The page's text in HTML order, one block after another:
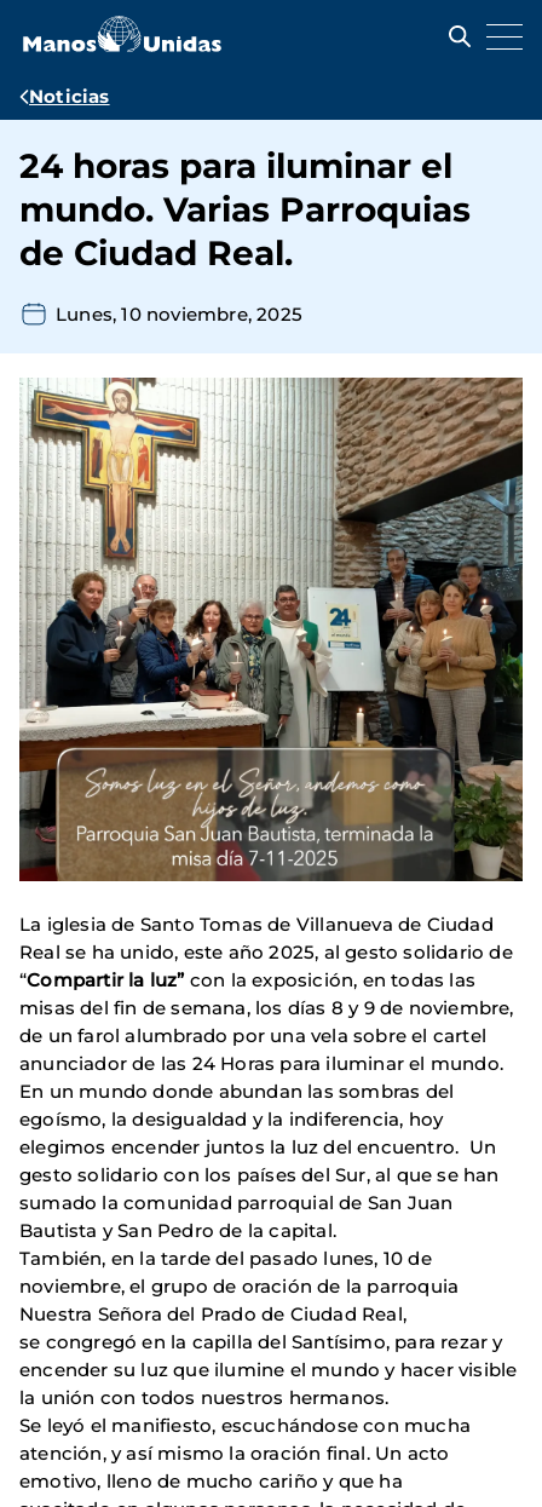
contenido
Ruta
navegación
Noticias
24 horas para iluminar el
mundo. Varias Parroquias
de Ciudad Real.
Lunes, 10 noviembre, 2025
La iglesia de Santo Tomas de Villanueva de Ciudad
Real se ha unido, este año 2025, al gesto solidario de
“Compartir la luz”con la exposición, en todas las
misas del fin de semana, los días 8 y 9 de noviembre,
de un farol alumbrado por una vela sobre el cartel
anunciador de las 24 Horas para iluminar el mundo.
En un mundo donde abundan las sombras del
egoísmo, la desigualdad y la indiferencia, hoy
elegimos encender juntos la luz del encuentro. Un
gesto solidario con los países del Sur, al que se han
sumado la comunidad parroquial de San Juan
Bautista y San Pedro de la capital.
También, en la tarde del pasado lunes, 10 de
noviembre, el grupo de oración de la parroquia
Nuestra Señora del Prado de Ciudad Real,
se congregó en la capilla del Santísimo, para rezar y
encender su luz que ilumine el mundo y hacer visible
la unión con todos nuestros hermanos.
Se leyó el manifiesto, escuchándose con mucha
atención, y así mismo la oración final. Un acto
emotivo, lleno de mucho cariño y que ha